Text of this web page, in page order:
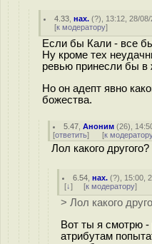
4.33 ,нах. (?), 13:12, 28/
[к модератору]
Если бы Кали - все
Ну кроме тех
ревью принесли бы в
Но он адепт явно
божества.
5.47 ,Аноним (26),
[ответить] [к
Лол какого
6.54 ,нах. (?), 15:00,
[↓] [к модератору]
> Лол какого
Вот ты я смотрю
атрибутам